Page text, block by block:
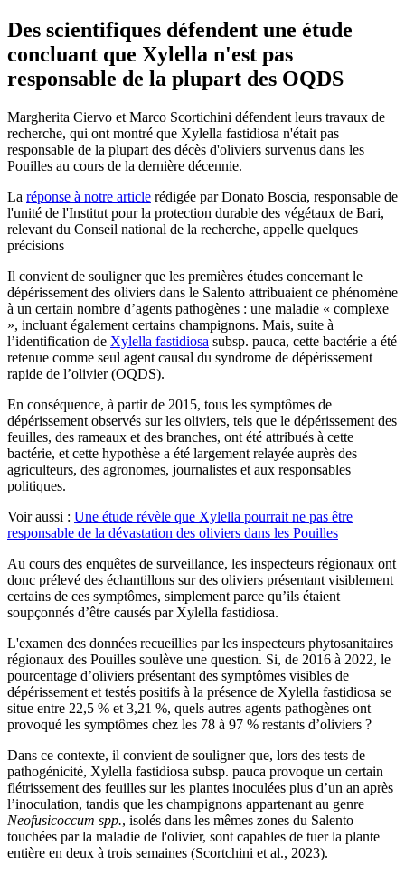
Des scientifiques défendent une étude
concluant que Xylella n'est pas
responsable de la plupart des OQDS
Margherita Ciervo et Marco Scortichini défendent leurs travaux de
recherche, qui ont montré que Xylella fastidiosa n'était pas
responsable de la plupart des décès d'oliviers survenus dans les
Pouilles au cours de la dernière décennie.
La réponse à notre article rédigée par Donato Boscia, responsable de
l'unité de l'Institut pour la protection durable des végétaux de Bari,
relevant du Conseil national de la recherche, appelle quelques
précisions
Il convient de souligner que les premières études concernant le
dépérissement des oliviers dans le Salento attribuaient ce phénomène
à un certain nombre d’agents pathogènes : une maladie « complexe
», incluant également certains champignons. Mais, suite à
l’identification de Xylella fastidiosa subsp. pauca, cette bactérie a été
retenue comme seul agent causal du syndrome de dépérissement
rapide de l’olivier (OQDS).
En conséquence, à partir de 2015, tous les symptômes de
dépérissement observés sur les oliviers, tels que le dépérissement des
feuilles, des rameaux et des branches, ont été attribués à cette
bactérie, et cette hypothèse a été largement relayée auprès des
agriculteurs, des agronomes, journalistes et aux responsables
politiques.
Voir aussi : Une étude révèle que Xylella pourrait ne pas être
responsable de la dévastation des oliviers dans les Pouilles
Au cours des enquêtes de surveillance, les inspecteurs régionaux ont
donc prélevé des échantillons sur des oliviers présentant visiblement
certains de ces symptômes, simplement parce qu’ils étaient
soupçonnés d’être causés par Xylella fastidiosa.
L'examen des données recueillies par les inspecteurs phytosanitaires
régionaux des Pouilles soulève une question. Si, de 2016 à 2022, le
pourcentage d’oliviers présentant des symptômes visibles de
dépérissement et testés positifs à la présence de Xylella fastidiosa se
situe entre 22,5 % et 3,21 %, quels autres agents pathogènes ont
provoqué les symptômes chez les 78 à 97 % restants d’oliviers ?
Dans ce contexte, il convient de souligner que, lors des tests de
pathogénicité, Xylella fastidiosa subsp. pauca provoque un certain
flétrissement des feuilles sur les plantes inoculées plus d’un an après
l’inoculation, tandis que les champignons appartenant au genre
Neofusicoccum spp., isolés dans les mêmes zones du Salento
touchées par la maladie de l'olivier, sont capables de tuer la plante
entière en deux à trois semaines (Scortchini et al., 2023).